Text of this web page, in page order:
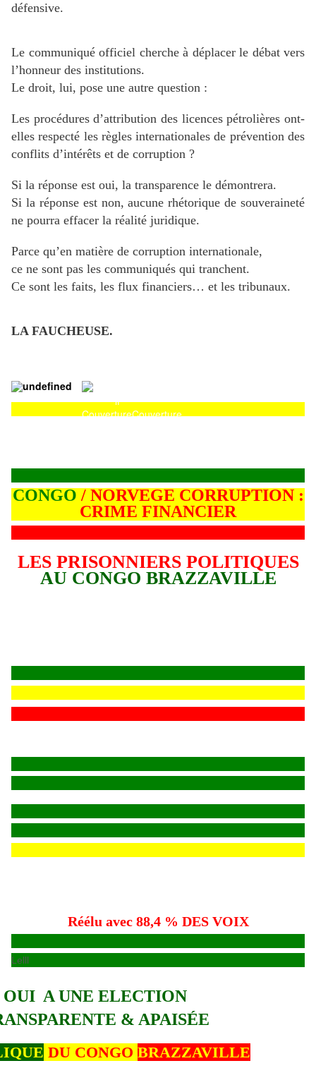
défensive.
Le communiqué officiel cherche à déplacer le débat vers
l’honneur des institutions.
Le droit, lui, pose une autre question :
Les procédures d’attribution des licences pétrolières ont-
elles respecté les règles internationales de prévention des
conflits d’intérêts et de corruption ?
Si la réponse est oui, la transparence le démontrera.
Si la réponse est non, aucune rhétorique de souveraineté
ne pourra effacer la réalité juridique.
Parce qu’en matière de corruption internationale,
ce ne sont pas les communiqués qui tranchent.
Ce sont les faits, les flux financiers… et les tribunaux.
LA FAUCHEUSE.
CouvertureCouverture
CONGO / NORVEGE CORRUPTION :
CRIME FINANCIER
LES PRISONNIERS POLITIQUES
AU CONGO BRAZZAVILLE
Réélu avec 88,4 % DES VOIX
Lelll
OUI A UNE ELECTION
& APAISÉE
DU CONGO BRAZZAVILLE